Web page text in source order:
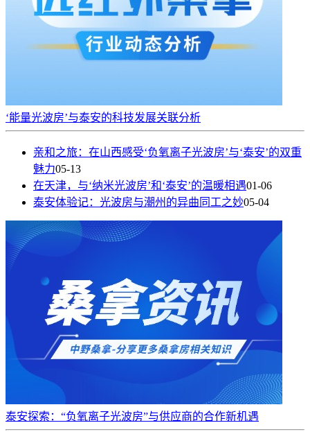
‘能量光波房’与泰安的科技发展关联分析
亲和之旅：在山西感受‘负氧离子光波房’与‘泰安’的双重
魅力05-13
在天津，与‘纳米光波房’和‘泰安’的温暖相遇01-06
泰安体验记：光波房与潮州的异曲同工之妙05-04
泰安探索：“负氧离子光波房”与供应商的合作新机遇